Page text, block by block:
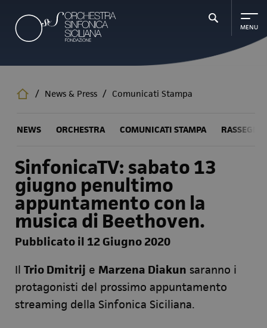
contenuto
principale
/ News & Press / Comunicati Stampa
NEWS ORCHESTRA COMUNICATI STAMPA
SinfonicaTV: sabato 13
giugno penultimo
appuntamento con la
musica di Beethoven.
Pubblicato il 12 Giugno 2020
Il Trio Dmitrij e Marzena Diakun saranno i
protagonisti del prossimo appuntamento
streaming della Sinfonica Siciliana.